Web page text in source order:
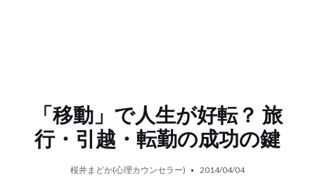
「移動」で人生が好転？ 旅
行・引越・転勤の成功の鍵
桜井まどか(心理カウンセラー) 2014/04/04